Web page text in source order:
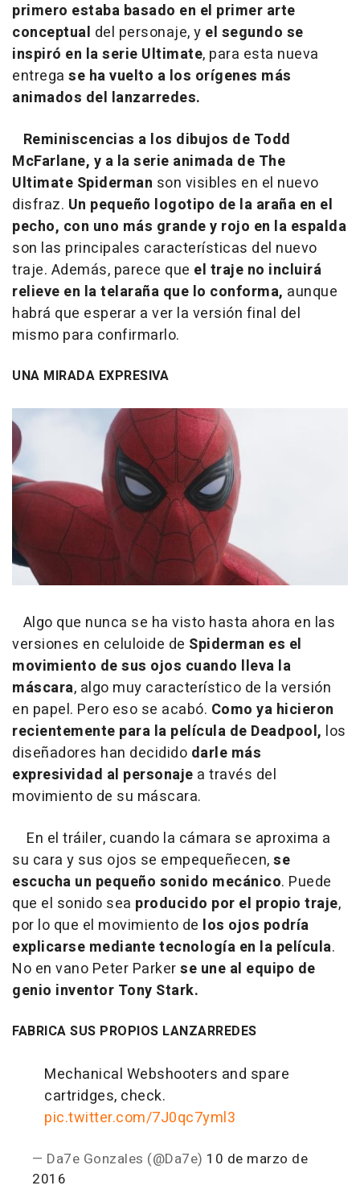
primero estaba basado en el primer arte
conceptual del personaje, y el segundo se
inspiró en la serie Ultimate, para esta nueva
entrega se ha vuelto a los orígenes más
animados del lanzarredes.
Reminiscencias a los dibujos de Todd
McFarlane, y a la serie animada de The
Ultimate Spiderman son visibles en el nuevo
disfraz. Un pequeño logotipo de la araña en el
pecho, con uno más grande y rojo en la espalda
son las principales características del nuevo
traje. Además, parece que el traje no incluirá
relieve en la telaraña que lo conforma, aunque
habrá que esperar a ver la versión final del
mismo para confirmarlo.
UNA MIRADA EXPRESIVA
Algo que nunca se ha visto hasta ahora en las
versiones en celuloide de Spiderman es el
movimiento de sus ojos cuando lleva la
máscara, algo muy característico de la versión
en papel. Pero eso se acabó. Como ya hicieron
recientemente para la película de Deadpool, los
diseñadores han decidido darle más
expresividad al personaje a través del
movimiento de su máscara.
En el tráiler, cuando la cámara se aproxima a
su cara y sus ojos se empequeñecen,se
escucha un pequeño sonido mecánico. Puede
que el sonido sea producido por el propio traje,
por lo que el movimiento de los ojos podría
explicarse mediante tecnología en la película.
No en vano Peter Parkerse une al equipo de
genio inventor Tony Stark.
FABRICA SUS PROPIOS LANZARREDES
Mechanical Webshooters and spare
cartridges, check.
pic.twitter.com/7J0qc7yml3
— Da7e Gonzales (@Da7e) 10 de marzo de
2016